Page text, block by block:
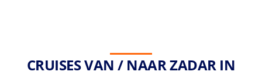
CRUISES VAN / NAAR ZADAR IN